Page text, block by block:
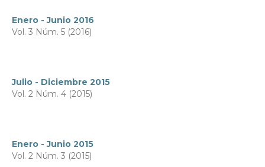
Enero - Junio 2016
Vol. 3 Núm. 5 (2016)
Julio - Diciembre 2015
Vol. 2 Núm. 4 (2015)
Enero - Junio 2015
Vol. 2 Núm. 3 (2015)